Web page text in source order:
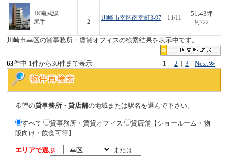
JR南武線
尻手
-
2
川崎市幸区南幸町3-97 11/11
51.43坪
9,722
川崎市幸区の貸事務所・賃貸オフィスの検索結果を表示中です。
1 |2 |3 Next≫
63件中 1件から30件まで表示
希望の貸事務所・貸店舗の地域または駅名を選んで下さい。
すべて 貸事務所・賃貸オフィス
貸店舗【ショールーム・物
販向け・飲食可等】
エリアで選ぶ
または